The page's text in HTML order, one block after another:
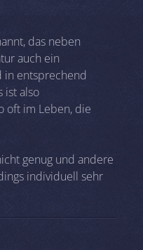
das neben
auch ein
in entsprechend
ist also
oft im Leben, die
genug und andere
individuell sehr